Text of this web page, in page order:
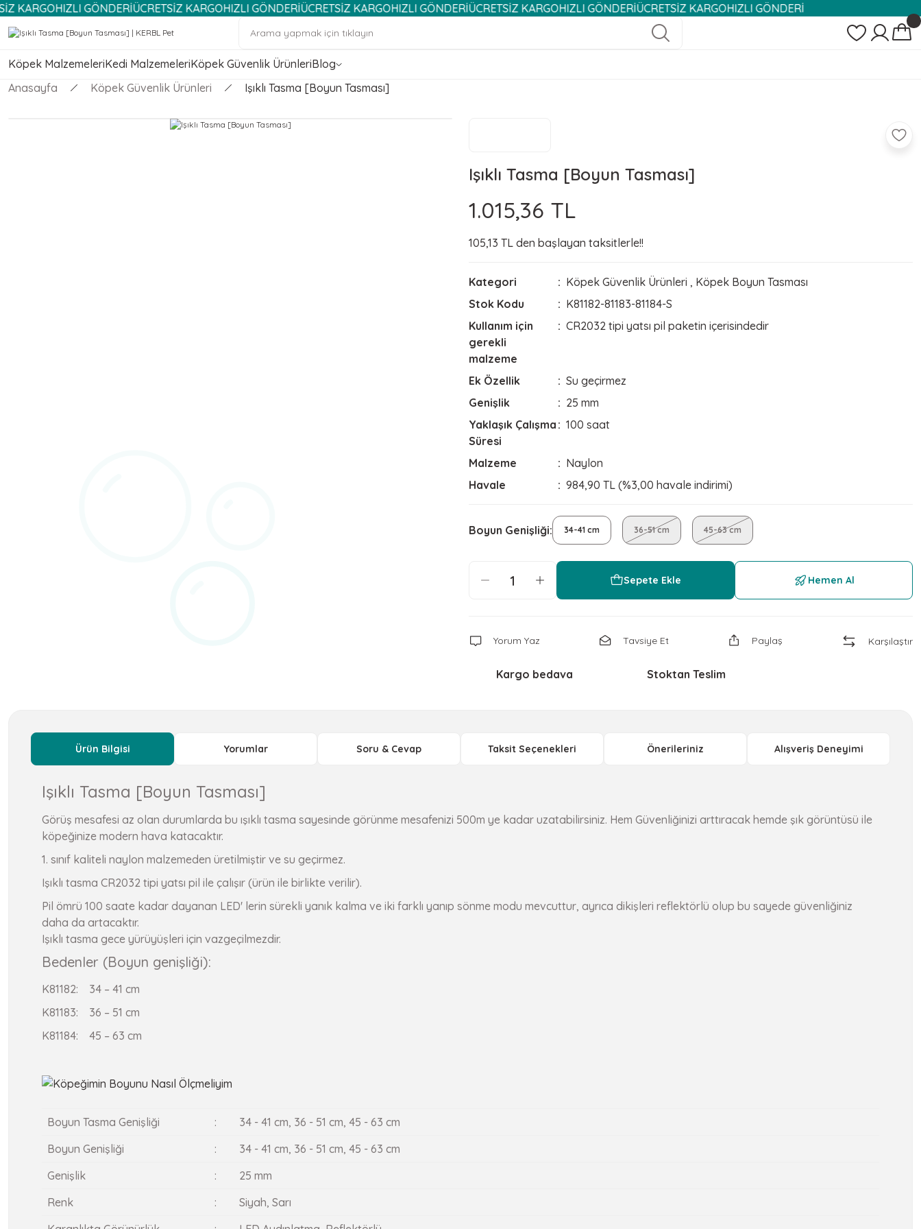
HIZLI GÖNDERİÜCRETSİZ KARGOHIZLI GÖNDERİÜCRETSİZ KARGOHIZLI GÖNDERİÜCRETSİZ KARGOHIZLI GÖNDERİÜCRETSİZ KARGOHIZLI GÖNDERİ
Köpek MalzemeleriKedi MalzemeleriKöpek Güvenlik ÜrünleriBlog
Anasayfa
Köpek Güvenlik Ürünleri Işıklı Tasma [Boyun Tasması]
Işıklı Tasma [Boyun Tasması]
1.015,36 TL
105,13 TL den başlayan taksitlerle!!
Kategori Köpek Güvenlik Ürünleri , Köpek Boyun Tasması
Stok Kodu
K81182-81183-81184-S
Kullanım için
gerekli
malzeme
CR2032 tipi yatsı pil paketin içerisindedir
Ek Özellik
Su geçirmez
Genişlik
25 mm
Yaklaşık Çalışma
Süresi
100 saat
Malzeme
Naylon
Havale
984,90 TL (%3,00 havale indirimi)
Boyun Genişliği 34-41 cm 36-51 cm 45-63 cm
Sepete Ekle Hemen Al
Yorum Yaz Tavsiye Et Paylaş Karşılaştır
Kargo bedava Stoktan Teslim
Ürün Bilgisi Yorumlar Soru & Cevap Taksit Seçenekleri Önerileriniz Alışveriş Deneyimi
Işıklı Tasma [Boyun Tasması]
Görüş mesafesi az olan durumlarda bu ışıklı tasma sayesinde görünme mesafenizi 500m ye kadar uzatabilirsiniz. Hem Güvenliğinizi arttıracak hemde şık görüntüsü ile
köpeğinize modern hava katacaktır.
1. sınıf kaliteli naylon malzemeden üretilmiştir ve su geçirmez.
Işıklı tasma CR2032 tipi yatsı pil ile çalışır (ürün ile birlikte verilir).
Pil ömrü 100 saate kadar dayanan LED' lerin sürekli yanık kalma ve iki farklı yanıp sönme modu mevcuttur, ayrıca dikişleri reflektörlü olup bu sayede güvenliğiniz
daha da artacaktır.
Işıklı tasma gece yürüyüşleri için vazgeçilmezdir.
Bedenler (Boyun genişliği):
K81182: 34 – 41 cm
K81183: 36 – 51 cm
K81184: 45 – 63 cm
Boyun Tasma Genişliği :
34 - 41 cm, 36 - 51 cm, 45 - 63 cm
Boyun Genişliği
:
34 - 41 cm, 36 - 51 cm, 45 - 63 cm
Genişlik
:
25 mm
Renk
:
Siyah, Sarı